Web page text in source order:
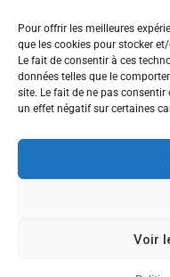
Pour offrir les meilleures
que les cookies pour stocker
Le fait de consentir à ces
données telles que le
site. Le fait de ne pas
un effet négatif sur certaines
Voir
Soirée
Sortie découverte
Tau
Voyage